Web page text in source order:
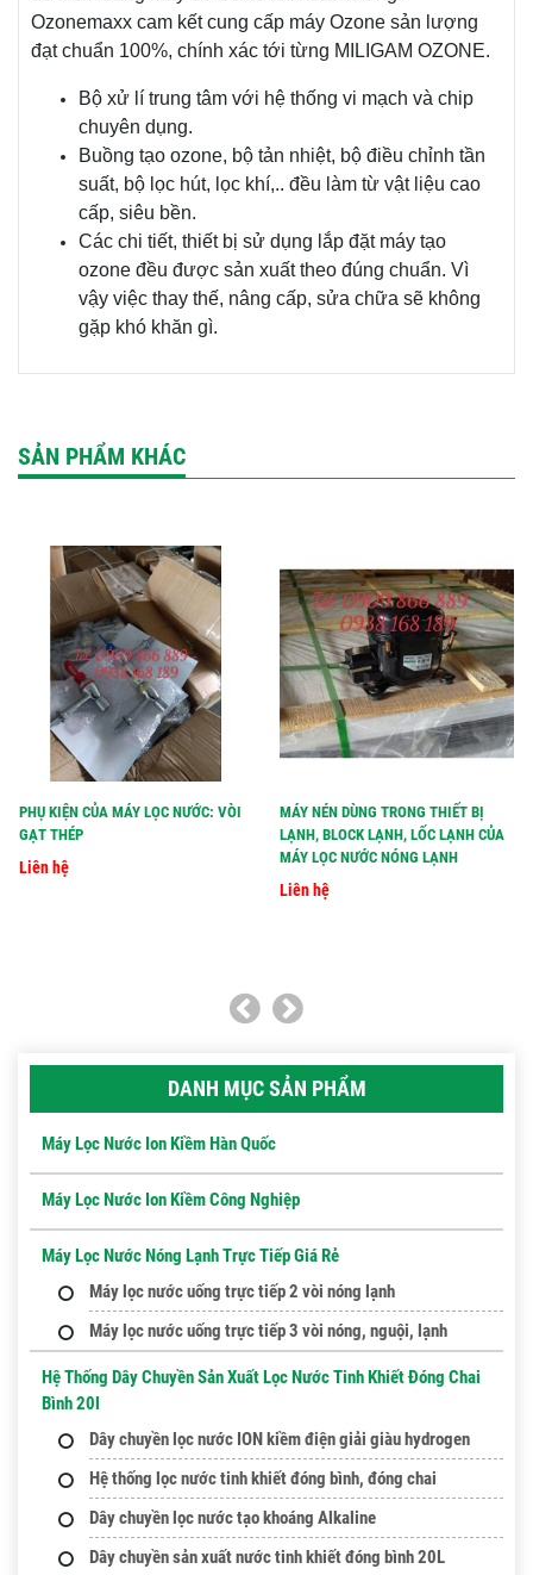
Ozonemaxx cam kết cung cấp máy Ozone sản lượng
đạt chuẩn 100%, chính xác tới từng MILIGAM OZONE.
Bộ xử lí trung tâm với hệ thống vi mạch và chip
chuyên dụng.
Buồng tạo ozone, bộ tản nhiệt, bộ điều chỉnh tần
suất, bộ lọc hút, lọc khí,.. đều làm từ vật liệu cao
cấp, siêu bền.
Các chi tiết, thiết bị sử dụng lắp đặt máy tạo
ozone đều được sản xuất theo đúng chuẩn. Vì
vậy việc thay thế, nâng cấp, sửa chữa sẽ không
gặp khó khăn gì.
SẢN PHẨM KHÁC
PHỤ KIỆN CỦA MÁY LỌC NƯỚC: VÒI
GẠT THÉP
Liên hệ
MÁY NÉN DÙNG TRONG THIẾT BỊ
LẠNH, BLOCK LẠNH, LỐC LẠNH CỦA
MÁY LỌC NƯỚC NÓNG LẠNH
Liên hệ
DANH MỤC SẢN PHẨM
Máy Lọc Nước Ion Kiềm Hàn Quốc
Máy Lọc Nước Ion Kiềm Công Nghiệp
Máy Lọc Nước Nóng Lạnh Trực Tiếp Giá Rẻ
Máy lọc nước uống trực tiếp 2 vòi nóng lạnh
Máy lọc nước uống trực tiếp 3 vòi nóng, nguội, lạnh
Hệ Thống Dây Chuyền Sản Xuất Lọc Nước Tinh Khiết Đóng Chai
Bình 20l
Dây chuyền lọc nước ION kiềm điện giải giàu hydrogen
Hệ thống lọc nước tinh khiết đóng bình, đóng chai
Dây chuyền lọc nước tạo khoáng Alkaline
Dây chuyền sản xuất nước tinh khiết đóng bình 20L